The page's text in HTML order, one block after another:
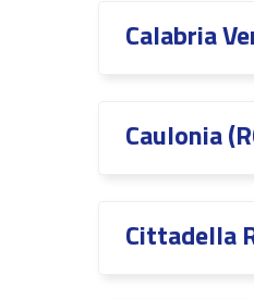
Calabria
Caulonia
Cittadella